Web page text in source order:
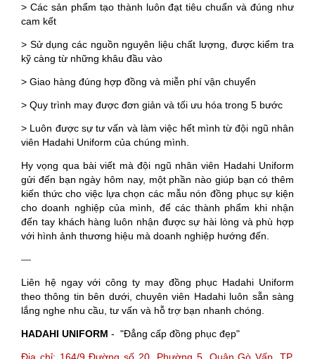
> Các sản phẩm tạo thành luôn đạt tiêu chuẩn và đúng như
cam kết
> Sử dụng các nguồn nguyên liệu chất lượng, được kiểm tra
kỹ càng từ những khâu đầu vào
> Giao hàng đúng hợp đồng và miễn phí vận chuyển
> Quy trình may được đơn giản và tối ưu hóa trong 5 bước
> Luôn được sự tư vấn và làm việc hết mình từ đội ngũ nhân
viên Hadahi Uniform của chúng mình.
Hy vọng qua bài viết mà đội ngũ nhân viên Hadahi Uniform
gửi đến bạn ngày hôm nay, một phần nào giúp bạn có thêm
kiến thức cho việc lựa chọn các mẫu nón đồng phục sự kiện
cho doanh nghiệp của mình, để các thành phẩm khi nhận
đến tay khách hàng luôn nhận được sự hài lòng và phù hợp
với hình ảnh thương hiệu mà doanh nghiệp hướng đến.
—
Liên hệ ngay với công ty may đồng phục Hadahi Uniform
theo thông tin bên dưới, chuyên viên Hadahi luôn sẵn sàng
lắng nghe nhu cầu, tư vấn và hỗ trợ bạn nhanh chóng.
HADAHI UNIFORM - "Đẳng cấp đồng phục đẹp"
Địa chỉ: 164/9 Đường số 20, Phường 5, Quận Gò Vấp, TP.